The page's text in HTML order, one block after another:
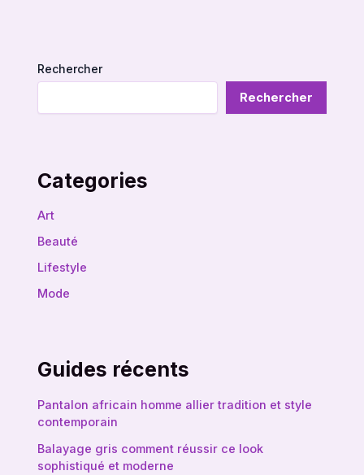
Rechercher
Rechercher
Categories
Art
Beauté
Lifestyle
Mode
Guides récents
Pantalon africain homme allier tradition et style
contemporain
Balayage gris comment réussir ce look
sophistiqué et moderne